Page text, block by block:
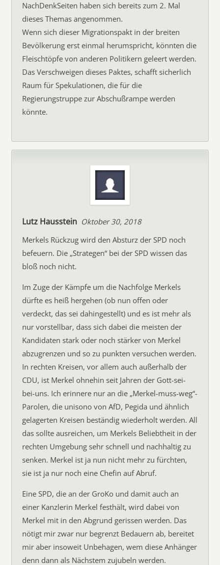
NachDenkSeiten haben sich bereits zum 2. Mal
dieses Themas angenommen.
Wenn sich dieser Migrationspakt in der breiten
Bevölkerung erst einmal herumspricht, könnten die
Fleischtöpfe von anderen Politikern geleert werden.
Das Verschweigen dieses Paktes, schafft sicherlich
Raum für Spekulationen, die für die
Regierungstruppe zur Abschußrampe werden
könnte.
Lutz Hausstein Oktober 30, 2018
Merkels Rückzug wird den Absturz der SPD noch
befeuern. Die „Strategen“ bei der SPD wissen das
bloß noch nicht.
Im Zuge der Kämpfe um die Nachfolge Merkels
dürfte es heiß hergehen (ob nun offen oder
verdeckt, das sei dahingestellt) und es ist mehr als
nur vorstellbar, dass sich dabei die meisten der
Kandidaten stark oder noch stärker von Merkel
abzugrenzen und so zu punkten versuchen werden.
In rechten Kreisen, vor allem auch außerhalb der
CDU, ist Merkel ohnehin seit Jahren der Gott-sei-
bei-uns. Ich erinnere nur an die „Merkel-muss-weg“-
Parolen, die unisono von AfD, Pegida und ähnlich
gelagerten Kreisen beständig wiederholt werden. All
das sollte ausreichen, um Merkels Beliebtheit in der
rechten Umgebung sehr schnell und nachhaltig zu
senken. Merkel ist ja nun nicht mehr zu fürchten,
sie ist ja nur noch eine Chefin auf Abruf.
Eine SPD, die an der GroKo und damit auch an
einer Kanzlerin Merkel festhält, wird dabei von
Merkel mit in den Abgrund gerissen werden. Das
nötigt mir zwar nur begrenzt Bedauern ab, bereitet
mir aber insoweit Unbehagen, wem diese Anhänger
denn dann als Nächstem zujubeln werden.